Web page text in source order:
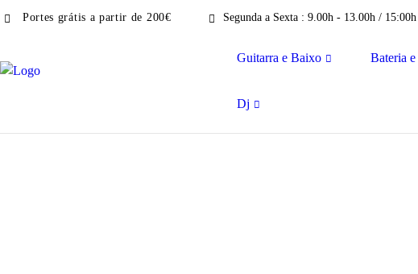
Portes grátis a partir de 200€ Segunda a Sexta : 9.00h - 13.00h /
Guitarra e Baixo Bateria e
Dj